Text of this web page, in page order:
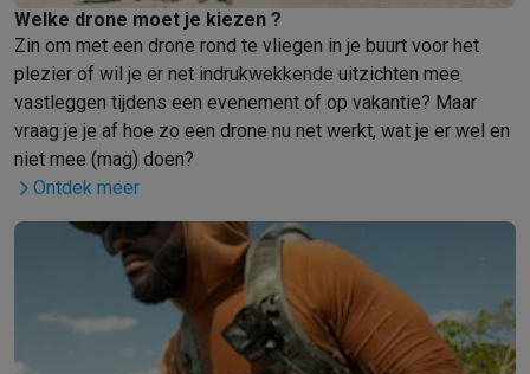
Info & acties
Solden Alle soldendealsSolden op groot elektroSolden op
ActiesDeals van het momentPromoties CashbacksSolden
Daarom KrëfelGratis leveringLaagste prijsgarantie
Installatie aan huisGroot elektro installatieInbouw installatie
Betalingsmogelijkheden
Klantenservice
Groot elektro & inbouw
Vind jouw ideale wasmachine
Welke
Klein elektroBeauty & gezondheid Huishouden
Beeld & GeluidKies jouw ideale TV
Een speaker voor elke
Sport & OntspanningHoe kies je een smartwatch? Hoe kies je
Welke drone moet je kiezen ?
Zin om met een drone rond te vliegen in je buurt voor het
plezier of wil je er net indrukwekkende uitzichten mee
vastleggen tijdens een evenement of op vakantie? Maar
vraag je je af hoe zo een drone nu net werkt, wat je er wel en
niet mee (mag) doen?
Ontdek meer